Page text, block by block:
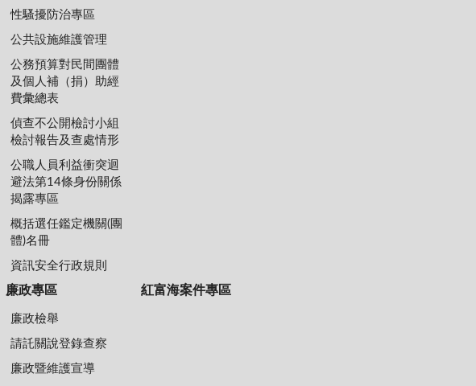
性騷擾防治專區
公共設施維護管理
公務預算對民間團體
及個人補（捐）助經
費彙總表
偵查不公開檢討小組
檢討報告及查處情形
公職人員利益衝突迴
避法第14條身份關係
揭露專區
概括選任鑑定機關(團
體)名冊
資訊安全行政規則
廉政專區
廉政檢舉
請託關說登錄查察
廉政暨維護宣導
紅富海案件專區